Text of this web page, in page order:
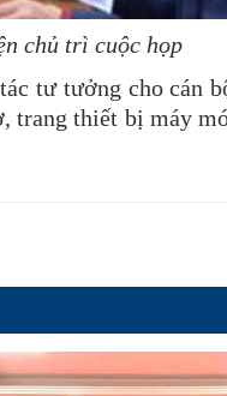
chủ trì cuộc họp
tư tưởng cho cán
trang thiết bị máy